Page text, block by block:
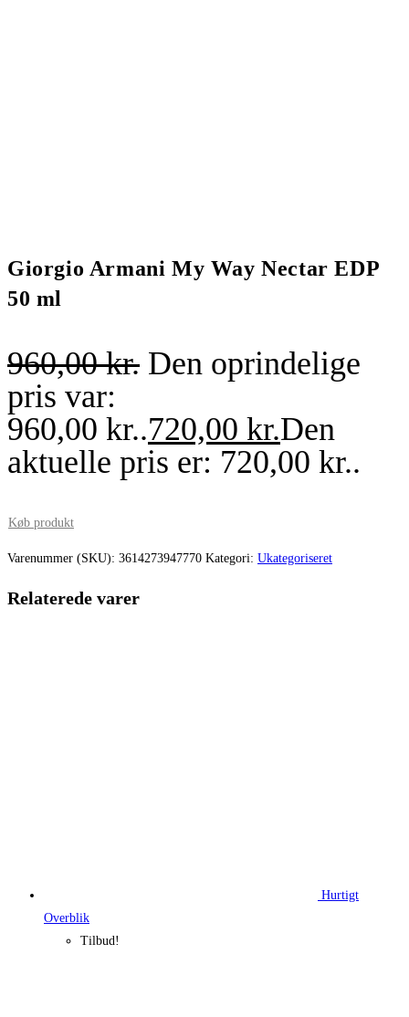
Giorgio Armani My Way Nectar EDP
50 ml
960,00kr. Den oprindelige
pris var:
960,00 kr..720,00 kr.Den
aktuelle pris er: 720,00 kr..
Køb produkt
Varenummer (SKU): 3614273947770 Kategori: Ukategoriseret
Relaterede varer
Hurtigt
Overblik
Tilbud!